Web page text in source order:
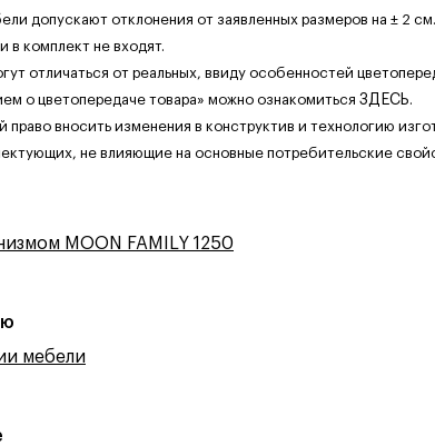
допускают отклонения от заявленных размеров на ± 2 см.
в комплект не входят.
отличаться от реальных, ввиду особенностей
о цветопередаче товара» можно ознакомиться ЗДЕСЬ.
право вносить изменения в конструктив и технологию
не влияющие на основные потребительские
MOON FAMILY 1250
мебели